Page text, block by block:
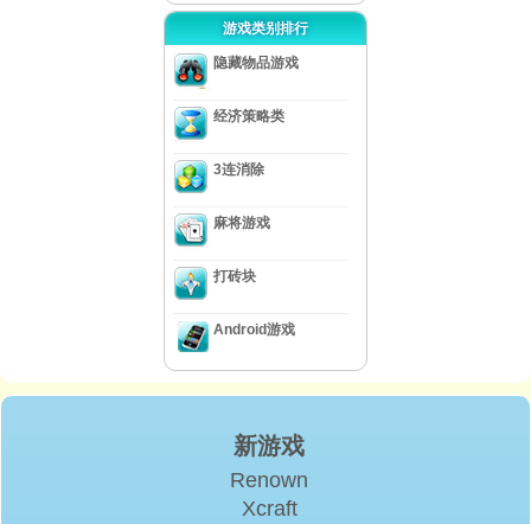
游戏类别排行
隐藏物品游戏
经济策略类
3连消除
麻将游戏
打砖块
Android游戏
新游戏
Renown
Xcraft